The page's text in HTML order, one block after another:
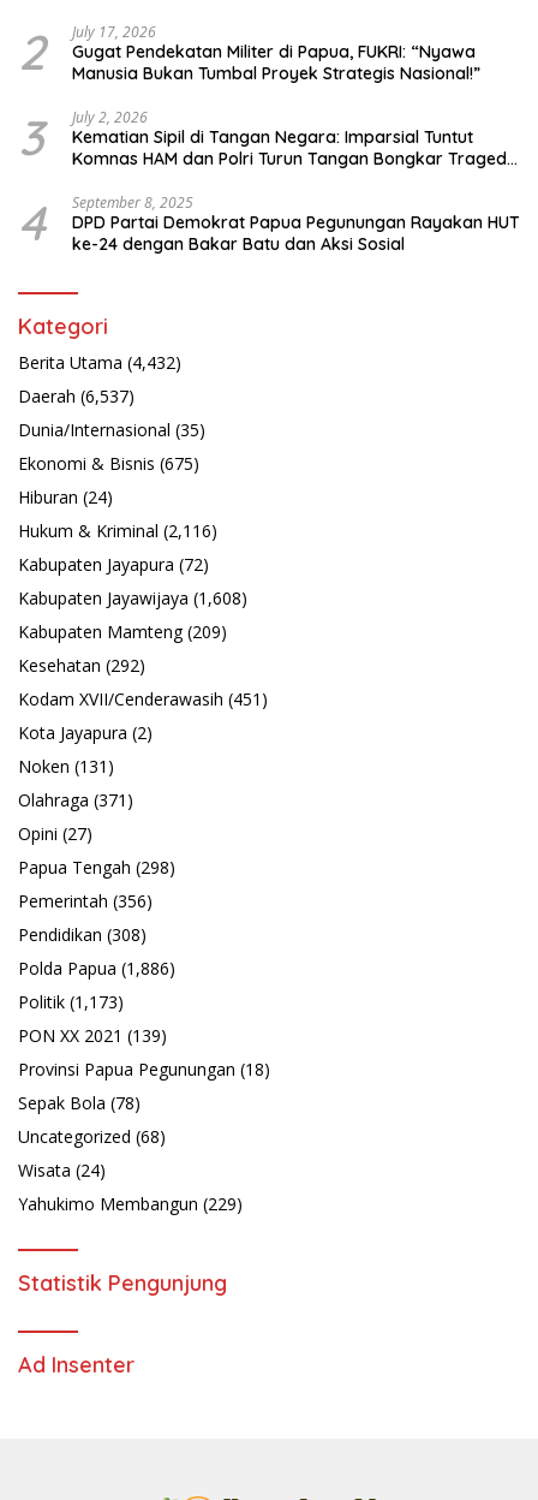
2 July 17, 2026
Gugat Pendekatan Militer di Papua, FUKRI: “Nyawa
Manusia Bukan Tumbal Proyek Strategis Nasional!”
3 July 2, 2026
Kematian Sipil di Tangan Negara: Imparsial Tuntut
Komnas HAM dan Polri Turun Tangan Bongkar Tragedi
4 September 8, 2025
DPD Partai Demokrat Papua Pegunungan Rayakan HUT
ke-24 dengan Bakar Batu dan Aksi Sosial
Kategori
Berita Utama (4,432)
Daerah (6,537)
Dunia/Internasional (35)
Ekonomi & Bisnis (675)
Hiburan (24)
Hukum & Kriminal (2,116)
Kabupaten Jayapura (72)
Kabupaten Jayawijaya (1,608)
Kabupaten Mamteng(209)
Kesehatan (292)
Kodam XVII/Cenderawasih (451)
Kota Jayapura (2)
Noken (131)
Olahraga (371)
Opini (27)
Papua Tengah (298)
Pemerintah (356)
Pendidikan (308)
Polda Papua (1,886)
Politik (1,173)
PON XX 2021 (139)
Provinsi Papua Pegunungan (18)
Sepak Bola (78)
Uncategorized (68)
Wisata (24)
Yahukimo Membangun (229)
Statistik Pengunjung
Ad Insenter